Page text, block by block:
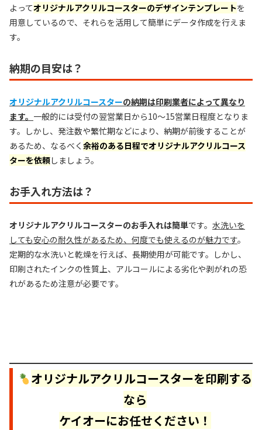
よってオリジナルアクリルコースターのデザインテンプレートを
用意しているので、それらを活用して簡単にデータ作成を行えま
す。
納期の目安は？
オリジナルアクリルコースターの納期は印刷業者によって異なり
ます。 一般的には受付の翌営業日から10〜15営業日程度となりま
す。しかし、発注数や繁忙期などにより、納期が前後することが
あるため、なるべく 余裕のある日程でオリジナルアクリルコース
ターを依頼しましょう。
お手入れ方法は？
オリジナルアクリルコースターのお手入れは簡単です。 水洗いを
しても安心の耐久性があるため、何度でも使えるのが魅力です。
定期的な水洗いと乾燥を行えば、長期使用が可能です。しかし、
印刷されたインクの性質上、アルコールによる劣化や剥がれの恐
れがあるため注意が必要です。
オリジナルアクリルコースターを印刷する
なら
ケイオーにお任せください！